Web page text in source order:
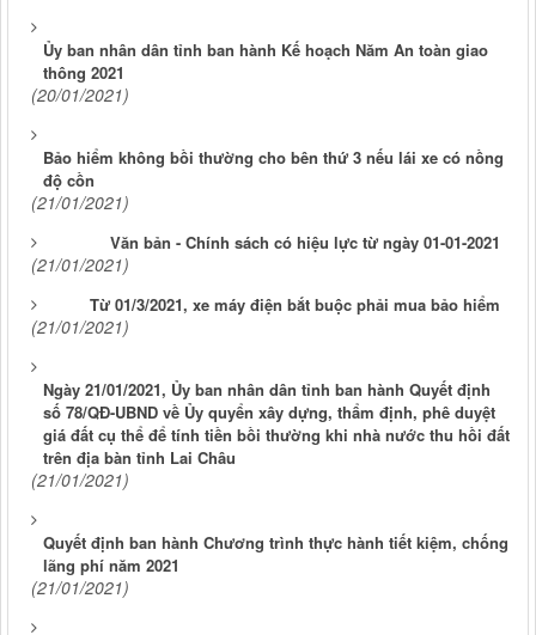
Ủy ban nhân dân tỉnh ban hành Kế hoạch Năm An toàn giao
thông 2021
(20/01/2021)
Bảo hiểm không bồi thường cho bên thứ 3 nếu lái xe có nồng
độ cồn
(21/01/2021)
Văn bản - Chính sách có hiệu lực từ ngày 01-01-2021
(21/01/2021)
Từ 01/3/2021, xe máy điện bắt buộc phải mua bảo hiểm
(21/01/2021)
Ngày 21/01/2021, Ủy ban nhân dân tỉnh ban hành Quyết định
số 78/QĐ-UBND về Ủy quyển xây dựng, thẩm định, phê duyệt
giá đất cụ thể để tính tiền bồi thường khi nhà nước thu hồi đất
trên địa bàn tỉnh Lai Châu
(21/01/2021)
Quyết định ban hành Chương trình thực hành tiết kiệm, chống
lãng phí năm 2021
(21/01/2021)